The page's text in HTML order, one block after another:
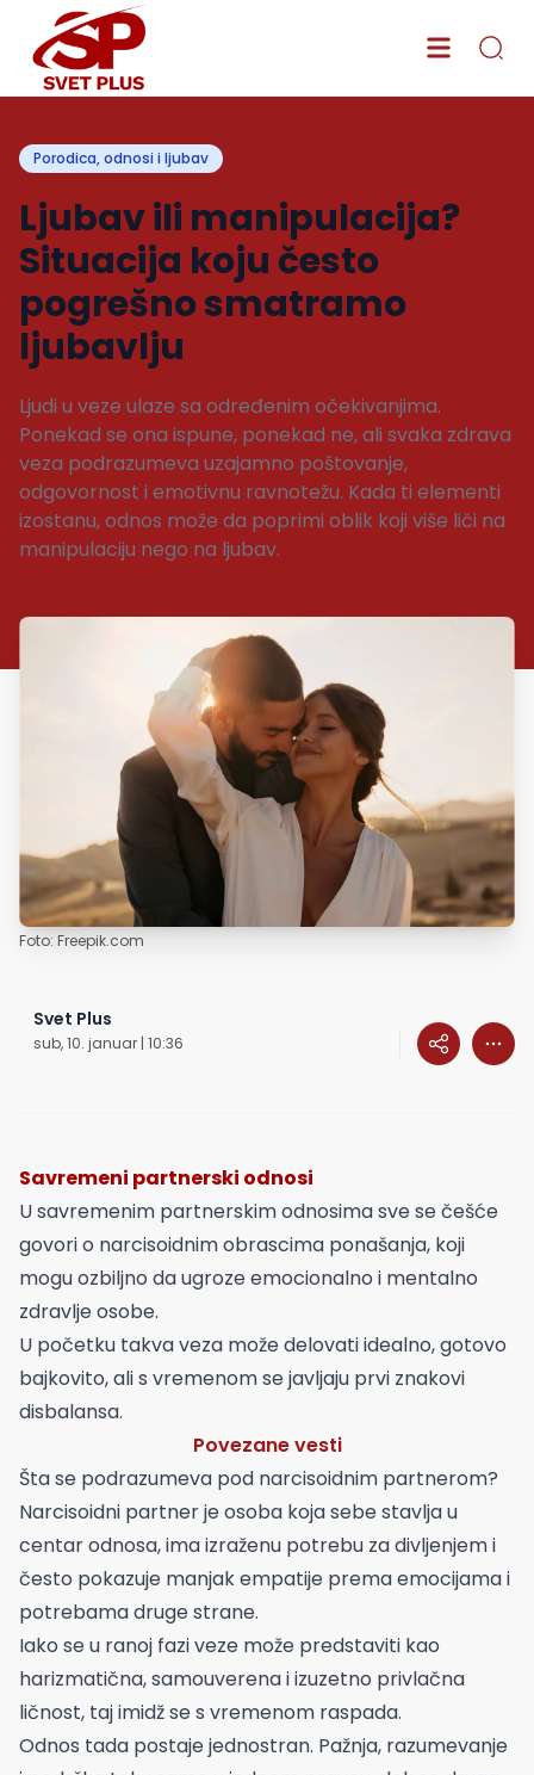
Porodica, odnosi i ljubav
Ljubav ili manipulacija?
Situacija koju često
pogrešno smatramo
ljubavlju
Ljudi u veze ulaze sa određenim očekivanjima.
Ponekad se ona ispune, ponekad ne, ali svaka zdrava
veza podrazumeva uzajamno poštovanje,
odgovornost i emotivnu ravnotežu. Kada ti elementi
izostanu, odnos može da poprimi oblik koji više liči na
manipulaciju nego na ljubav.
Foto: Freepik.com
Svet Plus
sub, 10. januar | 10:36
Savremeni partnerski odnosi
U savremenim partnerskim odnosima sve se češće
govori o narcisoidnim obrascima ponašanja, koji
mogu ozbiljno da ugroze emocionalno i mentalno
zdravlje osobe.
U početku takva veza može delovati idealno, gotovo
bajkovito, ali s vremenom se javljaju prvi znakovi
disbalansa.
Povezane vesti
Šta se podrazumeva pod narcisoidnim partnerom?
Narcisoidni partner je osoba koja sebe stavlja u
centar odnosa, ima izraženu potrebu za divljenjem i
često pokazuje manjak empatije prema emocijama i
potrebama druge strane.
Iako se u ranoj fazi veze može predstaviti kao
harizmatična, samouverena i izuzetno privlačna
ličnost, taj imidž se s vremenom raspada.
Odnos tada postaje jednostran. Pažnja, razumevanje